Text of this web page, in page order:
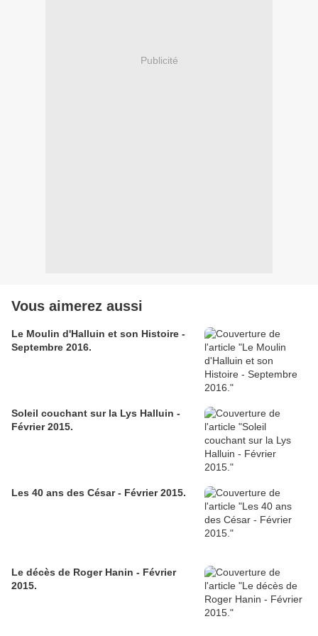
Publicité
Vous aimerez aussi
Le Moulin d'Halluin et son Histoire -
Septembre 2016.
Soleil couchant sur la Lys Halluin -
Février 2015.
Les 40 ans des César - Février 2015.
Le décès de Roger Hanin - Février
2015.